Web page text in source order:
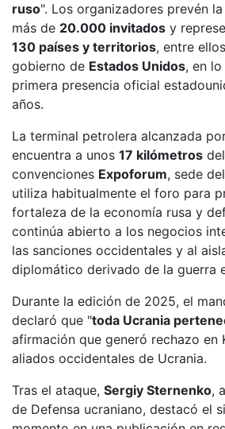
ruso". Los organizadores prevén
más de 20.000 invitados y
130 países y territorios, entre
gobierno de Estados Unidos, en
primera presencia oficial
años.
La terminal petrolera alcanzada
encuentra a unos 17 kilómetros
convenciones Expoforum, sede
utiliza habitualmente el foro para
fortaleza de la economía rusa y
continúa abierto a los negocios
las sanciones occidentales y al
diplomático derivado de la guerra
Durante la edición de 2025, el
declaró que "toda Ucrania
afirmación que generó rechazo en
aliados occidentales de Ucrania.
Tras el ataque, Sergiy Sternenko,
de Defensa ucraniano, destacó el